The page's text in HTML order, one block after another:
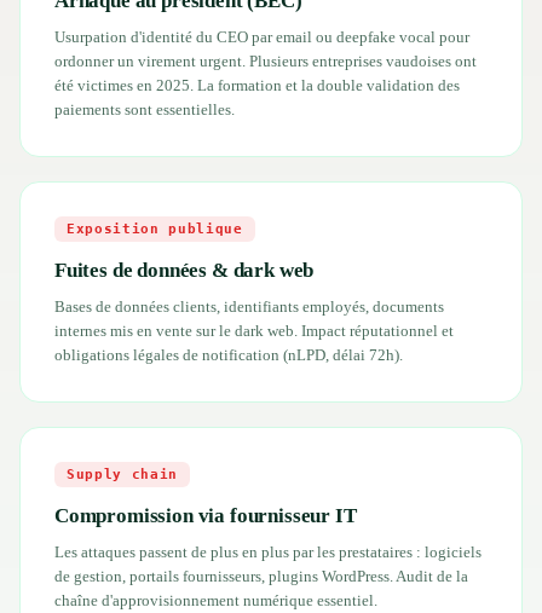
Usurpation d'identité du CEO par email ou deepfake vocal pour
ordonner un virement urgent. Plusieurs entreprises vaudoises ont
été victimes en 2025. La formation et la double validation des
paiements sont essentielles.
Exposition publique
Fuites de données & dark web
Bases de données clients, identifiants employés, documents
internes mis en vente sur le dark web. Impact réputationnel et
obligations légales de notification (nLPD, délai 72h).
Supply chain
Compromission via fournisseur IT
Les attaques passent de plus en plus par les prestataires : logiciels
de gestion, portails fournisseurs, plugins WordPress. Audit de la
chaîne d'approvisionnement numérique essentiel.